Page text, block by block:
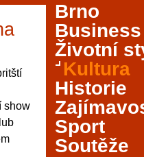
show
Od
skvělé
také
Brno
Business
Životní
Kultura
Historie
Sport
Soutěže